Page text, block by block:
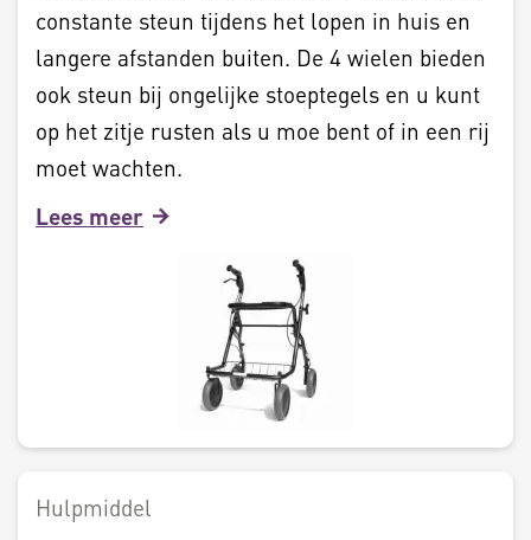
constante steun tijdens het lopen in huis en
langere afstanden buiten. De 4 wielen bieden
ook steun bij ongelijke stoeptegels en u kunt
op het zitje rusten als u moe bent of in een rij
moet wachten.
Lees meer
Hulpmiddel